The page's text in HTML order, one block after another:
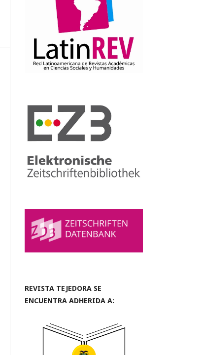
REVISTA TEJEDORA SE
ENCUENTRA ADHERIDA A: